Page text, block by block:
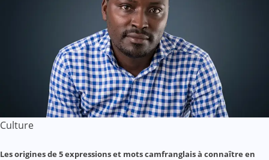
Culture
Les origines de 5 expressions et mots camfranglais à connaître en